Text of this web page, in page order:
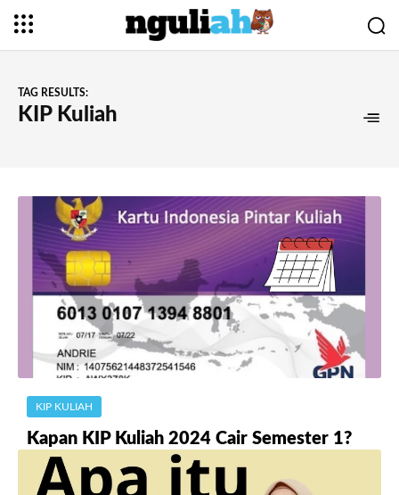
TAG RESULTS:
KIP Kuliah
KIP KULIAH
Kapan KIP Kuliah 2024 Cair Semester 1?